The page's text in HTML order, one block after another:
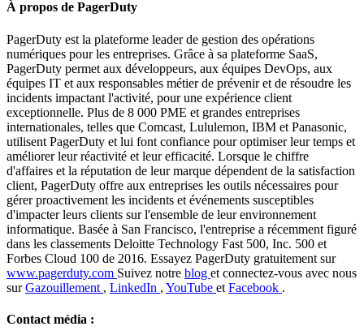
À propos de PagerDuty
PagerDuty est la plateforme leader de gestion des opérations
numériques pour les entreprises. Grâce à sa plateforme SaaS,
PagerDuty permet aux développeurs, aux équipes DevOps, aux
équipes IT et aux responsables métier de prévenir et de résoudre les
incidents impactant l'activité, pour une expérience client
exceptionnelle. Plus de 8 000 PME et grandes entreprises
internationales, telles que Comcast, Lululemon, IBM et Panasonic,
utilisent PagerDuty et lui font confiance pour optimiser leur temps et
améliorer leur réactivité et leur efficacité. Lorsque le chiffre
d'affaires et la réputation de leur marque dépendent de la satisfaction
client, PagerDuty offre aux entreprises les outils nécessaires pour
gérer proactivement les incidents et événements susceptibles
d'impacter leurs clients sur l'ensemble de leur environnement
informatique. Basée à San Francisco, l'entreprise a récemment figuré
dans les classements Deloitte Technology Fast 500, Inc. 500 et
Forbes Cloud 100 de 2016. Essayez PagerDuty gratuitement sur
www.pagerduty.com Suivez notre blog et connectez-vous avec nous
surGazouillement , LinkedIn , YouTube et Facebook .
Contact média :